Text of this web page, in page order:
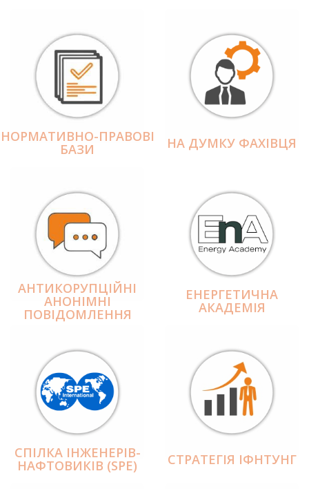
НОРМАТИВНО-ПРАВОВІ
БАЗИ НА ДУМКУ ФАХІВЦЯ
АНТИКОРУПЦІЙНІ
АНОНІМНІ
ПОВІДОМЛЕННЯ
ЕНЕРГЕТИЧНА
АКАДЕМІЯ
СПІЛКА ІНЖЕНЕРІВ-
НАФТОВИКІВ (SPE) СТРАТЕГІЯ ІФНТУНГ